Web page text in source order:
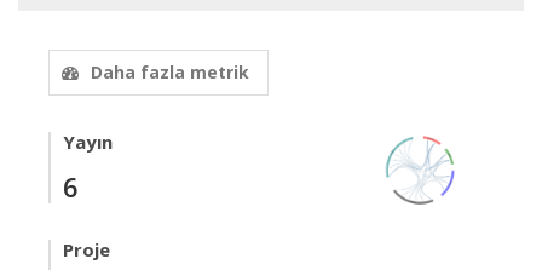
Daha fazla metrik
Yayın
6
Proje